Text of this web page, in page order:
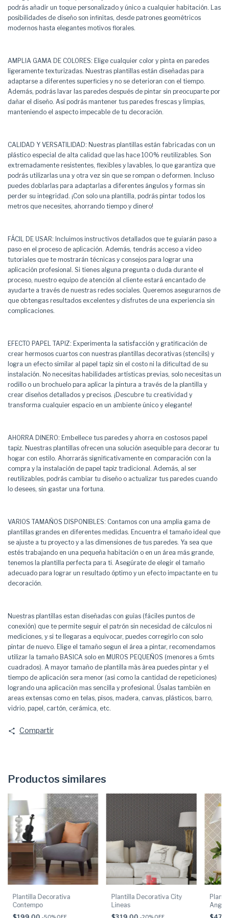
podrás añadir un toque personalizado y único a cualquier habitación. Las
posibilidades de diseño son infinitas, desde patrones geométricos
modernos hasta elegantes motivos florales.
AMPLIA GAMA DE COLORES: Elige cualquier color y pinta en paredes
ligeramente texturizadas. Nuestras plantillas están diseñadas para
adaptarse a diferentes superficies y no se deterioran con el tiempo.
Además, podrás lavar las paredes después de pintar sin preocuparte por
dañar el diseño. Así podrás mantener tus paredes frescas y limpias,
manteniendo el aspecto impecable de tu decoración.
CALIDAD Y VERSATILIDAD: Nuestras plantillas están fabricadas con un
plástico especial de alta calidad que las hace 100% reutilizables. Son
extremadamente resistentes, flexibles y lavables, lo que garantiza que
podrás utilizarlas una y otra vez sin que se rompan o deformen. Incluso
puedes doblarlas para adaptarlas a diferentes ángulos y formas sin
perder su integridad. ¡Con solo una plantilla, podrás pintar todos los
metros que necesites, ahorrando tiempo y dinero!
FÁCIL DE USAR: Incluimos instructivos detallados que te guiarán paso a
paso en el proceso de aplicación. Además, tendrás acceso a video
tutoriales que te mostrarán técnicas y consejos para lograr una
aplicación profesional. Si tienes alguna pregunta o duda durante el
proceso, nuestro equipo de atención al cliente estará encantado de
ayudarte a través de nuestras redes sociales. Queremos asegurarnos de
que obtengas resultados excelentes y disfrutes de una experiencia sin
complicaciones.
EFECTO PAPEL TAPIZ: Experimenta la satisfacción y gratificación de
crear hermosos cuartos con nuestras plantillas decorativas (stencils) y
logra un efecto similar al papel tapiz sin el costo ni la dificultad de su
instalación. No necesitas habilidades artísticas previas, solo necesitas un
rodillo o un brochuelo para aplicar la pintura a través de la plantilla y
crear diseños detallados y precisos. ¡Descubre tu creatividad y
transforma cualquier espacio en un ambiente único y elegante!
AHORRA DINERO: Embellece tus paredes y ahorra en costosos papel
tapiz. Nuestras plantillas ofrecen una solución asequible para decorar tu
hogar con estilo. Ahorrarás significativamente en comparación con la
compra y la instalación de papel tapiz tradicional. Además, al ser
reutilizables, podrás cambiar tu diseño o actualizar tus paredes cuando
lo desees, sin gastar una fortuna.
VARIOS TAMAÑOS DISPONIBLES: Contamos con una amplia gama de
plantillas grandes en diferentes medidas. Encuentra el tamaño ideal que
se ajuste a tu proyecto y a las dimensiones de tus paredes. Ya sea que
estés trabajando en una pequeña habitación o en un área más grande,
tenemos la plantilla perfecta para ti. Asegúrate de elegir el tamaño
adecuado para lograr un resultado óptimo y un efecto impactante en tu
decoración.
Nuestras plantillas estan diseñadas con guìas (fáciles puntos de
conexión) que te permite seguir el patrón sin necesidad de cálculos ni
mediciones, y si te llegaras a equivocar, puedes corregirlo con solo
pintar de nuevo. Elige el tamaño segun el área a pintar, recomendamos
utilizar la tamaño BASICA solo en MUROS PEQUEÑOS (menores a 6mts
cuadrados). A mayor tamaño de plantilla màs àrea puedes pintar y el
tiempo de aplicación sera menor (asi como la cantidad de repeticiones)
logrando una aplicaciòn mas sencilla y profesional. Úsalas tambièn en
areas extensas como en telas, pisos, madera, canvas, plásticos, barro,
vidrio, papel, cartón, cerámica, etc.
Compartir
Productos similares
Plantilla Decorativa
Contempo
Plantilla Decorativa City
Lineas